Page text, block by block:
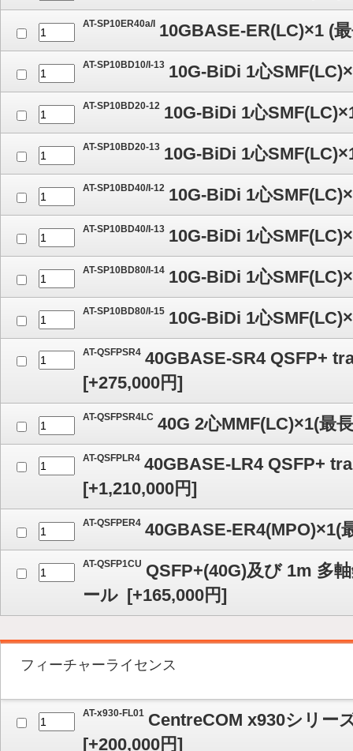
AT-SP10ER40a/I 10GBASE-ER(LC)×1 (
AT-SP10BD10/I-13 10G-BiDi 1心
AT-SP10BD20-12 10G-BiDi 1心
AT-SP10BD20-13 10G-BiDi 1心
AT-SP10BD40/I-12 10G-BiDi 1心
AT-SP10BD40/I-13 10G-BiDi 1心
AT-SP10BD80/I-14 10G-BiDi 1心
AT-SP10BD80/I-15 10G-BiDi 1心
AT-QSFPSR4 40GBASE-SR4 QSFP+
[+275,000円]
AT-QSFPSR4LC 40G 2心MMF(LC)×1(最
AT-QSFPLR4 40GBASE-LR4 QSFP+
[+1,210,000円]
AT-QSFPER4 40GBASE-ER4(MPO)×1(
AT-QSFP1CU QSFP+(40G)及び 1m 多
ール [+165,000円]
フィーチャーライセンス
AT-x930-FL01 CentreCOM x930シリー
[+200,000円]